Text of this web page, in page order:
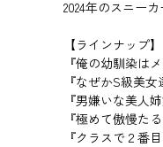
2024年のスニー
【ラインナップ】
『俺の幼馴染は
『なぜかS級美
『男嫌いな美人
『極めて傲慢た
『クラスで２番